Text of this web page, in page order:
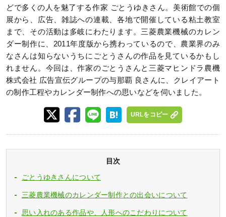
どで多くの人を魅了する作家 ごとうゆきさん。美術館での個
展から、広告、雑誌への連載、各地で開催している粘土教室
まで、その活動は多岐にわたります。三菱農業機械のカレン
ダー制作に、2011年度版から携わっているので、農業界のみ
なさんは知らないうちにごとうさんの作品を見ているかもし
れません。今回は、作家のごとうさんと三菱マヒンドラ農機
株式会社 広告宣伝グループの与那覇 良さんに、クレイアート
の制作工程やカレンダー制作への思いなどを伺いました。
URLをコピー
目次
ごとうゆきさんについて
三菱農業機械のカレンダー制作との出会いについて
思い入れのある作品や、人形へのこだわりについて